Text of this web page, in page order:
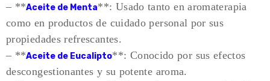
– **Aceite de Menta**: Usado tanto en aromaterapia
como en productos de cuidado personal por sus
propiedades refrescantes.
– **Aceite de Eucalipto**: Conocido por sus efectos
descongestionantes y su potente aroma.